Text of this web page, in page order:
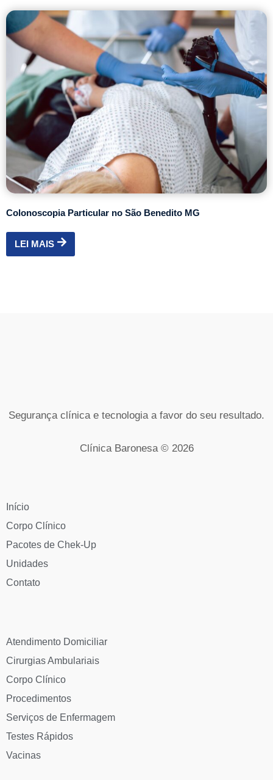
Colonoscopia Particular no São Benedito MG
LEI MAIS
Segurança clínica e tecnologia a favor do seu resultado.
Clínica Baronesa © 2026
Início
Corpo Clínico
Pacotes de Chek-Up
Unidades
Contato
Atendimento Domiciliar
Cirurgias Ambulariais
Corpo Clínico
Procedimentos
Serviços de Enfermagem
Testes Rápidos
Vacinas